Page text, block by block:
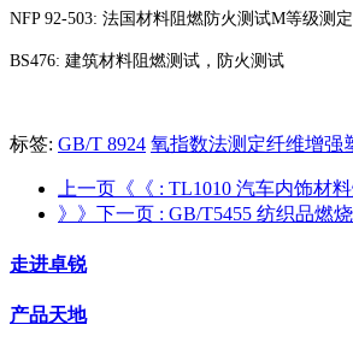
NFP 92-503: 法国材料阻燃防火测试M等级测
BS476: 建筑材料阻燃测试，防火测试
标签: GB/T 8924 氧指数法测定纤维增强
上一页《《 : TL1010 汽车内饰材
》》下一页 : GB/T5455 纺织品燃
走进卓锐
产品天地